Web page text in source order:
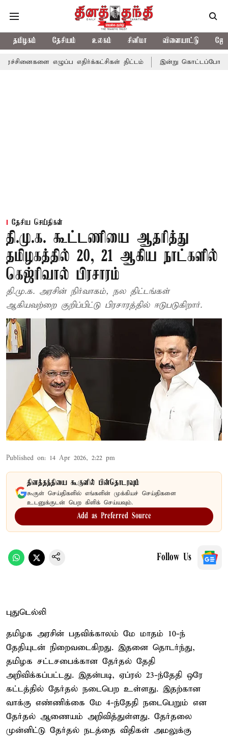
தமிழகம் தேசியம் உலகம் சினிமா விளையாட்டு
எதிர்க்கட்சிகள் திட்டம் இன்று கொட்டப்போகும் கனமழை..
தேசிய செய்திகள்
தி.மு.க. கூட்டணியை ஆதரித்து
தமிழகத்தில் 20, 21 ஆகிய நாட்களில்
கெஜ்ரிவால் பிரசாரம்
தி.மு.க. அரசின் நிர்வாகம், நல திட்டங்கள்
ஆகியவற்றை குறிப்பிட்டு பிரசாரத்தில் ஈடுபடுகிறார்.
Published on: 14 Apr 2026, 2:22 pm
தினத்தந்தியை கூகுளில் பின்தொடரவும்
கூகுள் செய்திகளில் எங்களின் முக்கியச் செய்திகளை
உடனுக்குடன் பெற கிளிக் செய்யவும்.
Add as Preferred Source
Follow Us
புதுடெல்லி
தமிழக அரசின் பதவிக்காலம் மே மாதம் 10-ந்
தேதியுடன் நிறைவடைகிறது. இதனை தொடர்ந்து,
தமிழக சட்டசபைக்கான தேர்தல் தேதி
அறிவிக்கப்பட்டது. இதன்படி, ஏப்ரல் 23-ந்தேதி ஒரே
கட்டத்தில் தேர்தல் நடைபெற உள்ளது. இதற்கான
வாக்கு எண்ணிக்கை மே 4-ந்தேதி நடைபெறும் என
தேர்தல் ஆணையம் அறிவித்துள்ளது. தேர்தலை
முன்னிட்டு தேர்தல் நடத்தை விதிகள் அமலுக்கு